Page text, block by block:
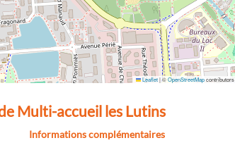
Leaflet|©OpenStreetMapcontributors
Multi-accueil les Lutins
Informations complémentaires